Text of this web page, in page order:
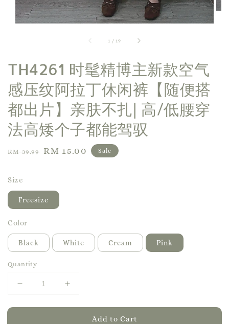
1 / 19
TH4261 时髦精博主新款空气
感压纹阿拉丁休闲裤【随便搭
都出片】亲肤不扎| 高/低腰穿
法高矮个子都能驾驭
Regular
RM 39.99 Sale
RM 15.00 Sale
Size
Freesize
Color
Black White Cream Pink
Quantity
Add to Cart